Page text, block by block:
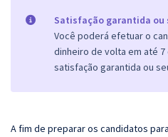
Satisfação garantida ou
Você poderá efetuar o
dinheiro de volta em até 7
satisfação garantida ou
A fim de preparar os candidatos